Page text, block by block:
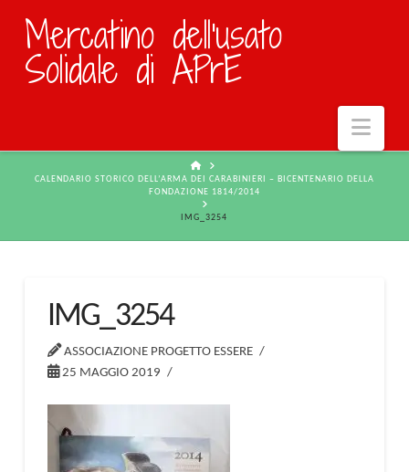
Mercatino dell'usato
Solidale di APrE
HOME
CALENDARIO STORICO DELL’ARMA DEI CARABINIERI – BICENTENARIO DELLA
FONDAZIONE 1814/2014
IMG_3254
IMG_3254
ASSOCIAZIONE PROGETTO ESSERE
25 MAGGIO 2019